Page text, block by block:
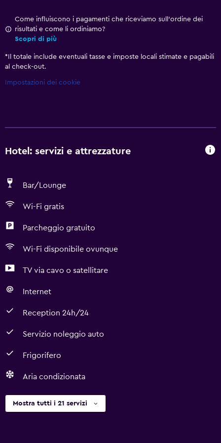
Come influiscono i pagamenti che riceviamo sull'ordine dei
risultati e come li ordiniamo?
Scopri di più
* Il totale include eventuali tasse e imposte locali stimate e pagabili
al check-out.
Impostazioni dei cookie
Hotel: servizi e attrezzature
Bar/Lounge
Wi-Fi gratis
Parcheggio gratuito
Wi-Fi disponibile ovunque
TV via cavo o satellitare
Internet
Reception 24h/24
Servizio noleggio auto
Frigorifero
Aria condizionata
Mostra tutti i 21 servizi